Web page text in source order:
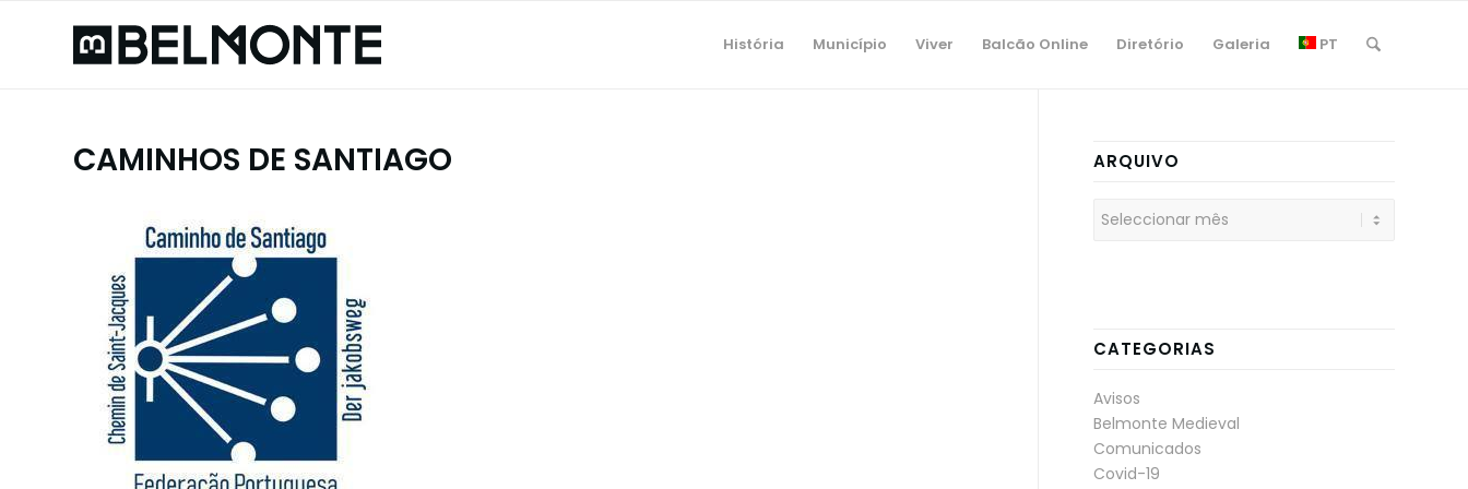
História Município Viver Balcão Online Diretório Galeria PT
CAMINHOS DE SANTIAGO ARQUIVO
CATEGORIAS
Avisos
Belmonte Medieval
Comunicados
Covid-19